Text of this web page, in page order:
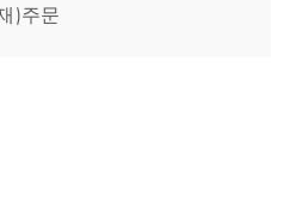
)주문